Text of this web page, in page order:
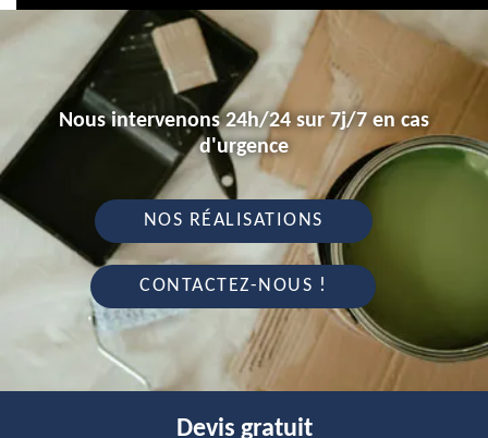
Nous intervenons 24h/24 sur 7j/7 en cas
d'urgence
NOS RÉALISATIONS
CONTACTEZ-NOUS !
Devis gratuit